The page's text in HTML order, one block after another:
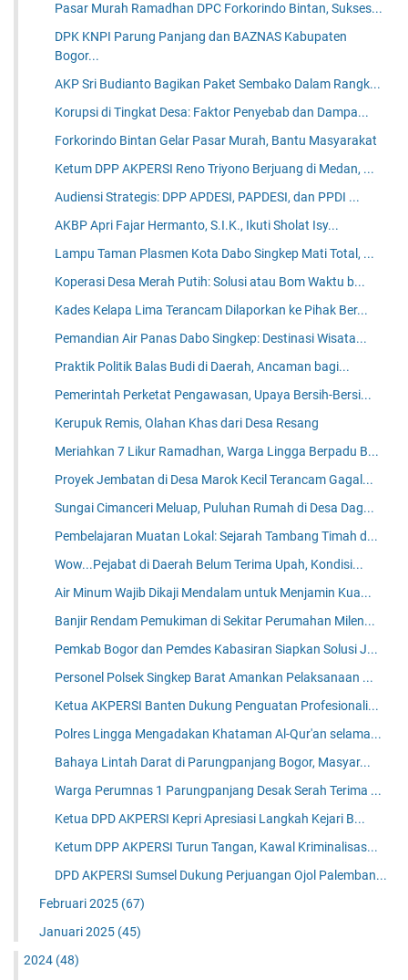
Pasar Murah Ramadhan DPC Forkorindo Bintan, Sukses...
DPK KNPI Parung Panjang dan BAZNAS Kabupaten
Bogor...
AKP Sri Budianto Bagikan Paket Sembako Dalam Rangk...
Korupsi di Tingkat Desa: Faktor Penyebab dan Dampa...
Forkorindo Bintan Gelar Pasar Murah, Bantu Masyarakat
Ketum DPP AKPERSI Reno Triyono Berjuang di Medan, ...
Audiensi Strategis: DPP APDESI, PAPDESI, dan PPDI ...
AKBP Apri Fajar Hermanto, S.I.K., Ikuti Sholat Isy...
Lampu Taman Plasmen Kota Dabo Singkep Mati Total, ...
Koperasi Desa Merah Putih: Solusi atau Bom Waktu b...
Kades Kelapa Lima Terancam Dilaporkan ke Pihak Ber...
Pemandian Air Panas Dabo Singkep: Destinasi Wisata...
Praktik Politik Balas Budi di Daerah, Ancaman bagi...
Pemerintah Perketat Pengawasan, Upaya Bersih-Bersi...
Kerupuk Remis, Olahan Khas dari Desa Resang
Meriahkan 7 Likur Ramadhan, Warga Lingga Berpadu B...
Proyek Jembatan di Desa Marok Kecil Terancam Gagal...
Sungai Cimanceri Meluap, Puluhan Rumah di Desa Dag...
Pembelajaran Muatan Lokal: Sejarah Tambang Timah d...
Wow...Pejabat di Daerah Belum Terima Upah, Kondisi...
Air Minum Wajib Dikaji Mendalam untuk Menjamin Kua...
Banjir Rendam Pemukiman di Sekitar Perumahan Milen...
Pemkab Bogor dan Pemdes Kabasiran Siapkan Solusi J...
Personel Polsek Singkep Barat Amankan Pelaksanaan ...
Ketua AKPERSI Banten Dukung Penguatan Profesionali...
Polres Lingga Mengadakan Khataman Al-Qur'an selama...
Bahaya Lintah Darat di Parungpanjang Bogor, Masyar...
Warga Perumnas 1 Parungpanjang Desak Serah Terima ...
Ketua DPD AKPERSI Kepri Apresiasi Langkah Kejari B...
Ketum DPP AKPERSI Turun Tangan, Kawal Kriminalisas...
DPD AKPERSI Sumsel Dukung Perjuangan Ojol Palemban...
Februari 2025 (67)
Januari 2025 (45)
2024 (48)